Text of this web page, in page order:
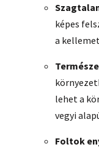
képes
a
lehet a
vegyi
Foltok